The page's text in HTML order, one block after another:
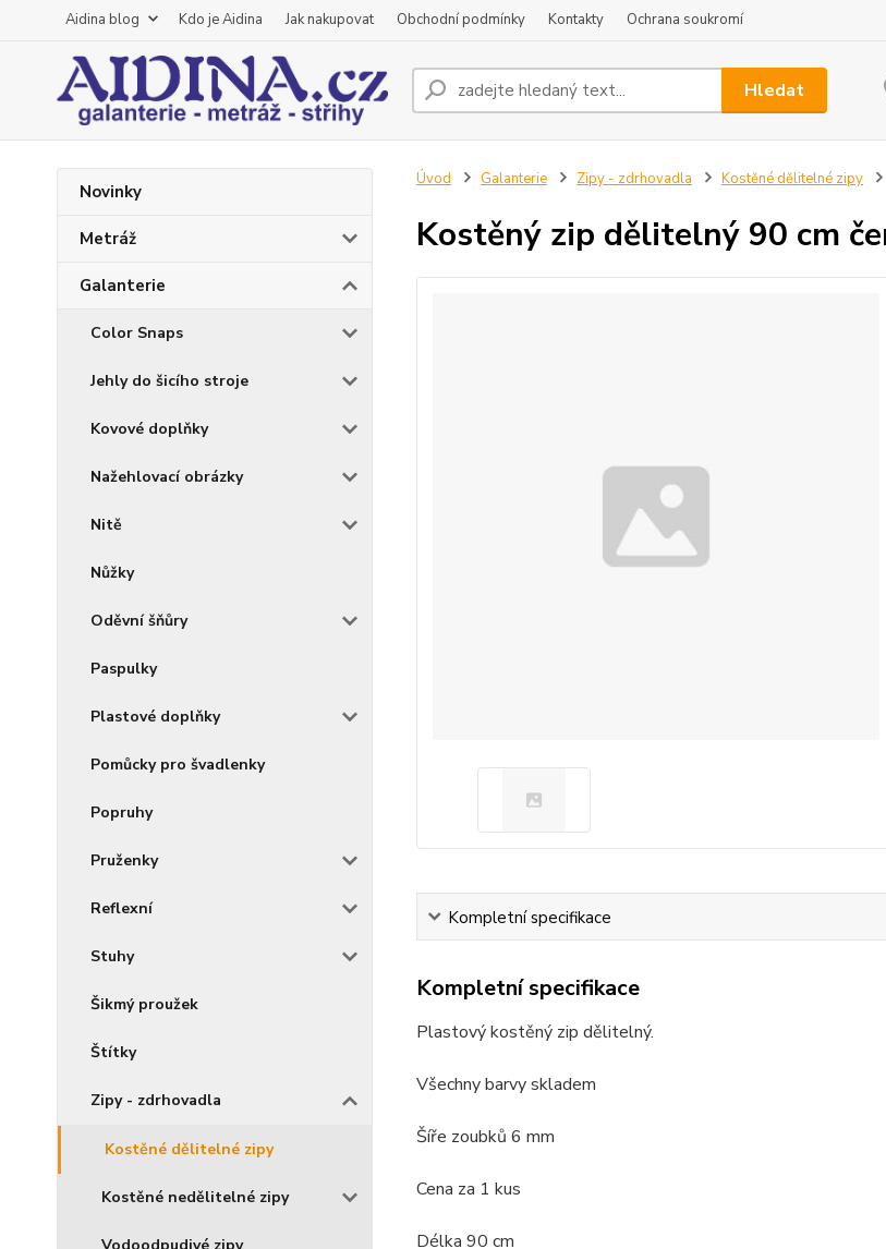
Aidina blog Kdo je Aidina Jak nakupovat Obchodní podmínky Kontakty Ochrana soukromí
Hledat
Novinky
Metráž
Galanterie
Color Snaps
Jehly do šicího stroje
Kovové doplňky
Nažehlovací obrázky
Nitě
Nůžky
Oděvní šňůry
Paspulky
Plastové doplňky
Pomůcky pro švadlenky
Popruhy
Pruženky
Reflexní
Stuhy
Šikmý proužek
Štítky
Zipy - zdrhovadla
Kostěné dělitelné zipy
Kostěné nedělitelné zipy
Úvod Galanterie Zipy - zdrhovadla Kostěné dělitelné zipy
Kostěný zip dělitelný 90 cm
Kompletní specifikace
Kompletní specifikace
Plastový kostěný zip dělitelný.
Všechny barvy skladem
Šíře zoubků 6 mm
Cena za 1 kus
Délka 90 cm